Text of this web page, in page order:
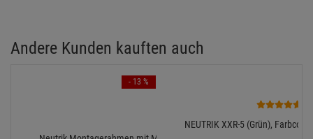
Andere Kunden kauften auch
- 13 %
NEUTRIK XXR-5 (Grün),